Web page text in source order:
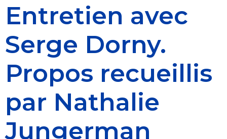
Entretien avec
Serge Dorny.
Propos recueillis
par Nathalie
Jungerman